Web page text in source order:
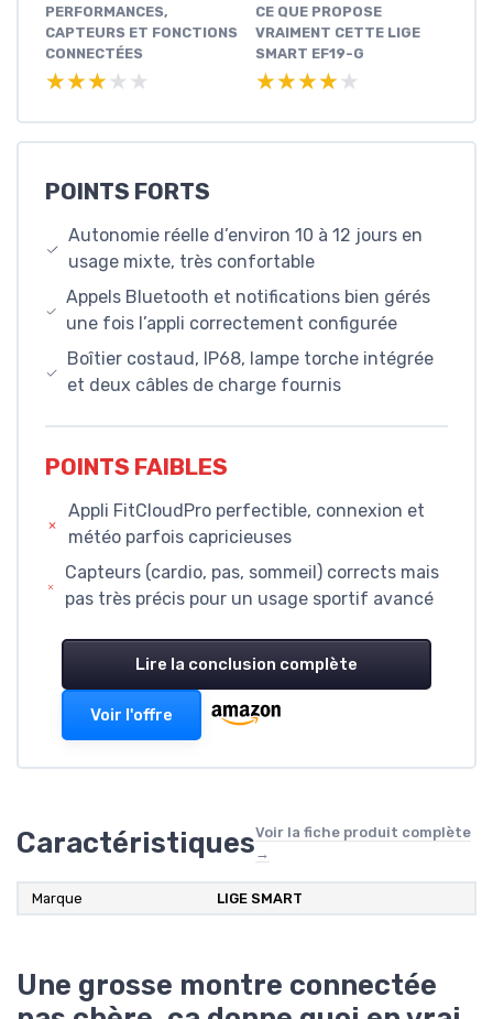
PERFORMANCES,
CAPTEURS ET FONCTIONS
CONNECTÉES
★★★★★
★★★★★
CE QUE PROPOSE
VRAIMENT CETTE LIGE
SMART EF19-G
★★★★★
★★★★★
POINTS FORTS
Autonomie réelle d’environ 10 à 12 jours en
usage mixte, très confortable
Appels Bluetooth et notifications bien gérés
une fois l’appli correctement configurée
Boîtier costaud, IP68, lampe torche intégrée
et deux câbles de charge fournis
POINTS FAIBLES
Appli FitCloudPro perfectible, connexion et
météo parfois capricieuses
Capteurs (cardio, pas, sommeil) corrects mais
pas très précis pour un usage sportif avancé
Lire la conclusion complète
Voir l'offre
CaractéristiquesVoir la fiche produit complète
→
Marque LIGE SMART
Une grosse montre connectée